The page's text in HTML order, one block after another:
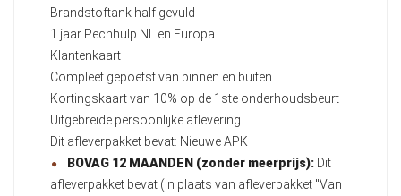
Brandstoftank half gevuld
1 jaar Pechhulp NL en Europa
Klantenkaart
Compleet gepoetst van binnen en buiten
Kortingskaart van 10% op de 1ste onderhoudsbeurt
Uitgebreide persoonlijke aflevering
Dit afleverpakket bevat: Nieuwe APK
BOVAG 12 MAANDEN (zonder meerprijs): Dit
afleverpakket bevat (in plaats van afleverpakket "Van